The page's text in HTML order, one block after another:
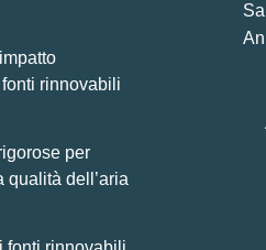
rinnovabili
per
dell’aria